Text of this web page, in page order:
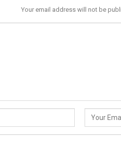
Your email address will not be